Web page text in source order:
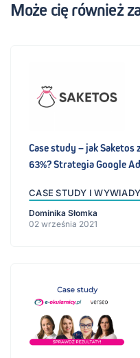
Może cię również
Case study – jak
63%? Strategia Google
CASE STUDY I WYWIADY
Dominika Słomka
02 września 2021